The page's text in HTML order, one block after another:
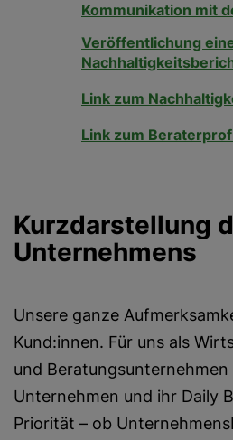
Kommunikation mit
Veröffentlichung
Link zum
Link zum
Kurzdarstellung
Unternehmens
Unsere ganze
Kund:innen. Für uns als
und Beratungsunternehmen
Unternehmen und ihr Daily
Priorität – ob